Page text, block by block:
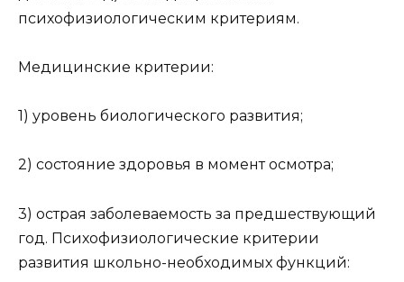
психофизиологическим критериям.
Медицинские критерии:
1) уровень биологического развития;
2) состояние здоровья в момент осмотра;
3) острая заболеваемость за предшествующий
год. Психофизиологические критерии
развития школьно-необходимых функций: